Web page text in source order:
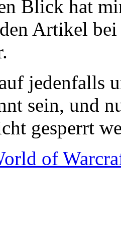
Blick hat
Artikel
jedenfalls
sein, und
gesperrt
of